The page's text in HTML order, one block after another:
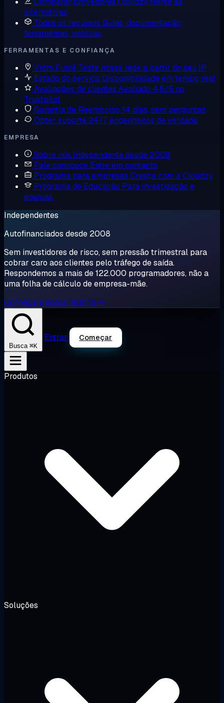
alternativas
Todos os recursos Guias, documentação,
ferramentas, notícias
FERRAMENTAS E CONFIANÇA
Vidro Fumê Teste nossa rede a partir do seu IP
Estado do serviço Disponibilidade em tempo real
Avaliações de clientes Avaliado 4,6/5 no
Trustpilot
Garantia de Reembolso 14 dias, sem perguntas
Obter suporte 24/7, engenheiros de verdade
EMPRESA
Sobre nós Independente desde 2008
Fale connosco Entre em contacto
Programa para empresas Cresça com a Cloudzy
Programa de Educação Para investigação e
equipas
Independentes
Autofinanciados desde 2008
Sem investidores de risco, sem pressão trimestral para
cobrar caro aos clientes pelo tráfego de saída.
Respondemos a mais de 122.000 programadores, não a
uma folha de cálculo de empresa-mãe.
Conheça a nossa história →
Busca ⌘K
Entrar Começar
Produtos
Soluções